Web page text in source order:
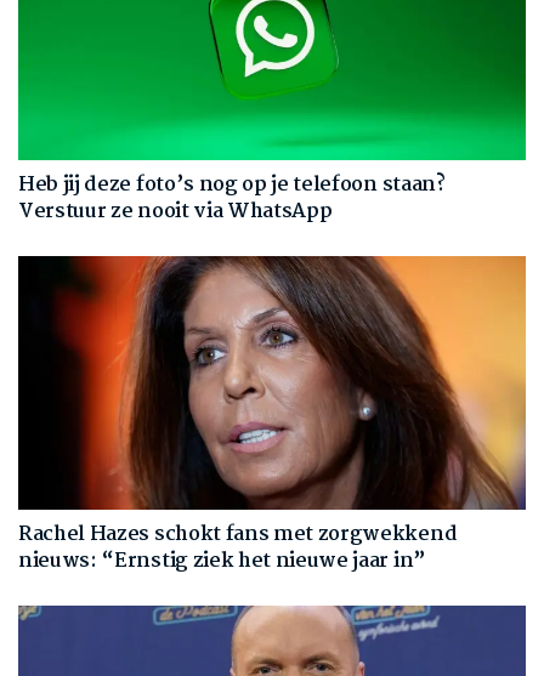
Heb jij deze foto’s nog op je telefoon staan?
Verstuur ze nooit via WhatsApp
Rachel Hazes schokt fans met zorgwekkend
nieuws: “Ernstig ziek het nieuwe jaar in”